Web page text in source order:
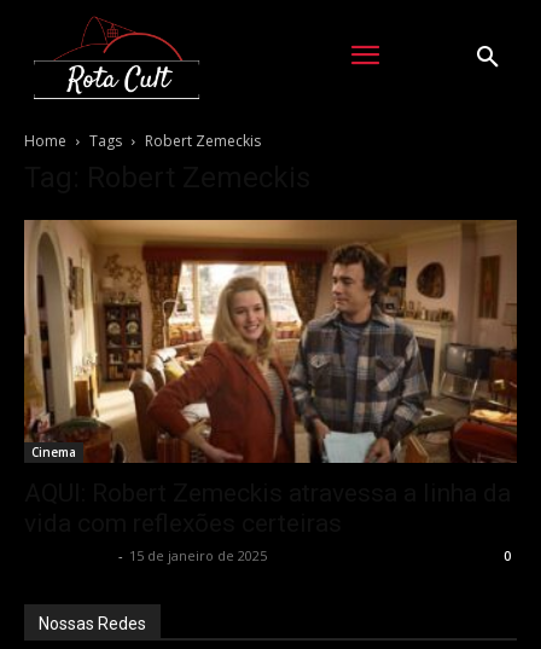
Home Tags Robert Zemeckis
Cinema
- 15 de janeiro de 2025 0
Nossas Redes